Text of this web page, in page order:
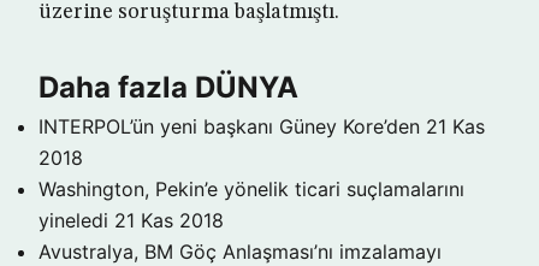
üzerine soruşturma başlatmıştı.
Daha fazla DÜNYA
INTERPOL’ün yeni başkanı Güney Kore’den 21 Kas
2018
Washington, Pekin’e yönelik ticari suçlamalarını
yineledi 21 Kas 2018
Avustralya, BM Göç Anlaşması’nı imzalamayı